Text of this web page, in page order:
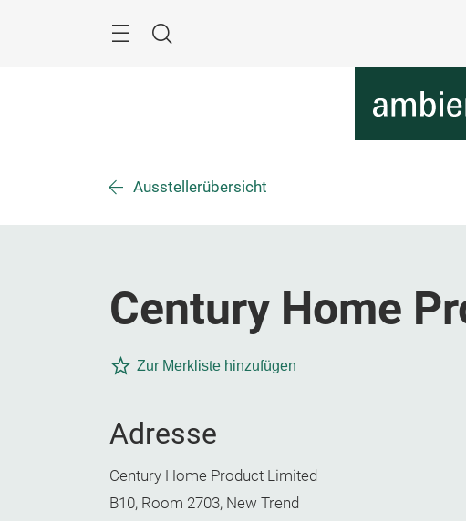
Suche
Ausstellerübersicht
Century Home
Zur Merkliste hinzufügen
Adresse
Century Home Product Limited
B10, Room 2703, New Trend